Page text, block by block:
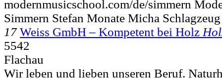
modernmusicschool.com/de/simmern
Simmern Stefan Monate Micha Schlagzeug
17 Weiss GmbH – Kompetent bei Holz
5542
Flachau
Wir leben und lieben unseren Beruf.